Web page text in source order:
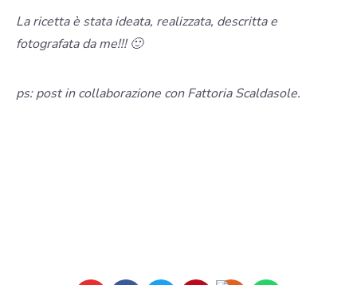
La ricetta è stata ideata, realizzata, descritta e
fotografata da me!!!🙂
ps: post in collaborazione con Fattoria Scaldasole.